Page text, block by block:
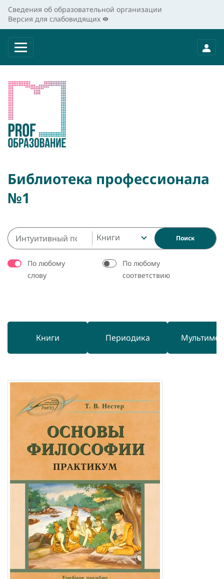
Сведения об образовательной организации
Версия для слабовидящих
Библиотека профессионала
№1
Книги Поиск
По любому
слову
По любому
соответствию
Книги Периодика